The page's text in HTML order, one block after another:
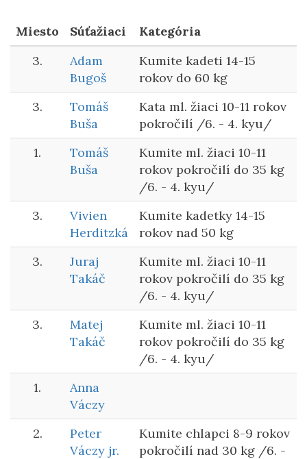
Miesto Súťažiaci
Kategória
3.
Adam
Bugoš
Kumite kadeti 14-15
rokov do 60 kg
3.
Tomáš
Buša
Kata ml. žiaci 10-11 rokov
pokročilí /6. - 4. kyu/
1.
Tomáš
Buša
Kumite ml. žiaci 10-11
rokov pokročilí do 35 kg
/6. - 4. kyu/
3.
Vivien
Herditzká
Kumite kadetky 14-15
rokov nad 50 kg
3.
Juraj
Takáč
Kumite ml. žiaci 10-11
rokov pokročilí do 35 kg
/6. - 4. kyu/
3.
Matej
Takáč
Kumite ml. žiaci 10-11
rokov pokročilí do 35 kg
/6. - 4. kyu/
1.
Anna
Váczy
2.
Peter
Váczy jr.
Kumite chlapci 8-9 rokov
pokročilí nad 30 kg /6. -